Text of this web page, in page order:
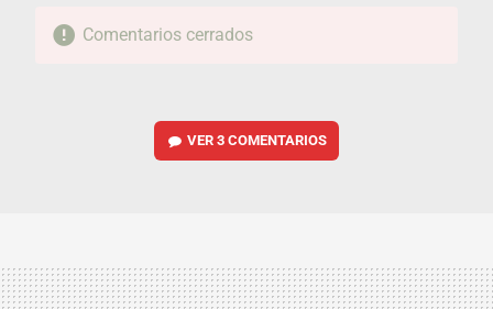
Comentarios cerrados
VER3 COMENTARIOS